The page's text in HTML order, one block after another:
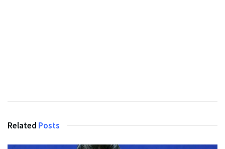
Related Posts